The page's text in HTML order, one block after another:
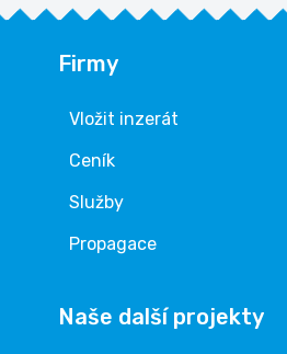
Firmy
Vložit inzerát
Ceník
Služby
Propagace
Naše další projekty